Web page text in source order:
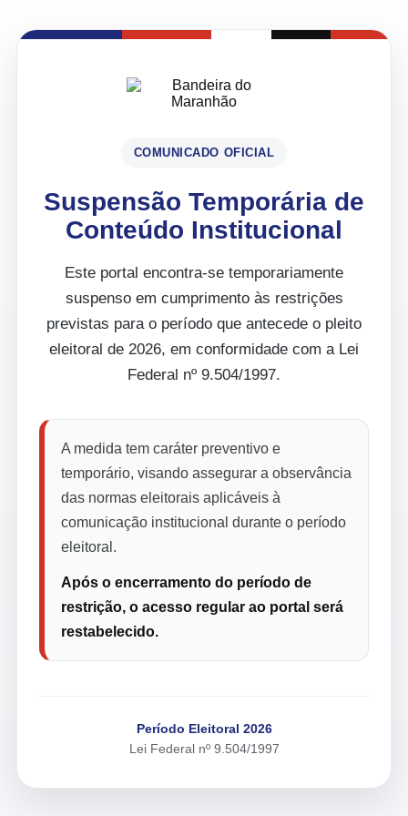
COMUNICADO OFICIAL
Suspensão Temporária de
Conteúdo Institucional
Este portal encontra-se temporariamente
suspenso em cumprimento às restrições
previstas para o período que antecede o pleito
eleitoral de 2026, em conformidade com a Lei
Federal nº 9.504/1997.
A medida tem caráter preventivo e
temporário, visando assegurar a observância
das normas eleitorais aplicáveis à
comunicação institucional durante o período
eleitoral.
Após o encerramento do período de
restrição, o acesso regular ao portal será
restabelecido.
Período Eleitoral 2026
Lei Federal nº 9.504/1997